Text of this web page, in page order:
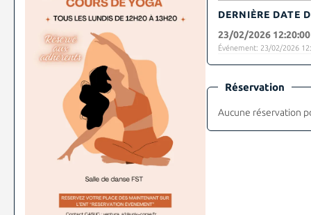
DERNIÈRE DATE
23/02/2026 12:20:00
Événement: 23/02/2026
Réservation
Aucune réservation